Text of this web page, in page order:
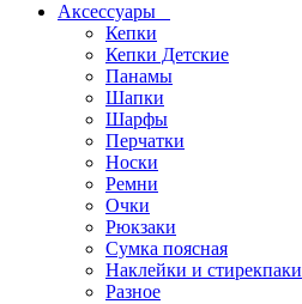
Аксессуары
Кепки
Кепки Детские
Панамы
Шапки
Шарфы
Перчатки
Носки
Ремни
Очки
Рюкзаки
Сумка поясная
Наклейки и стирекпаки
Разное